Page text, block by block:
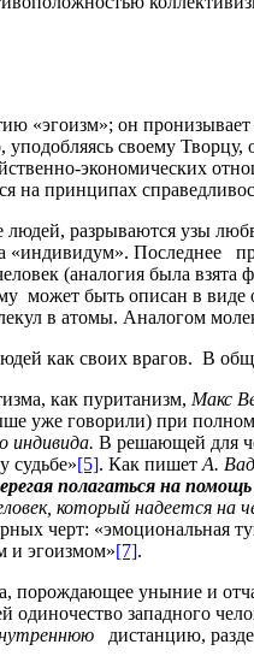
«эгоизм»; он
уподобляясь своему
экономических
на принципах
разрываются узы
Последнее
(аналогия была
может быть описан в
в атомы. Аналогом
как своих врагов. В
как пуританизм, Макс
уже говорили) при
индивида. В решающей для
судьбе»[5]. Как пишет А.
полагаться на
который надеется на
черт:
и эгоизмом»[7].
порождающее уныние и
одиночество западного
дистанцию,